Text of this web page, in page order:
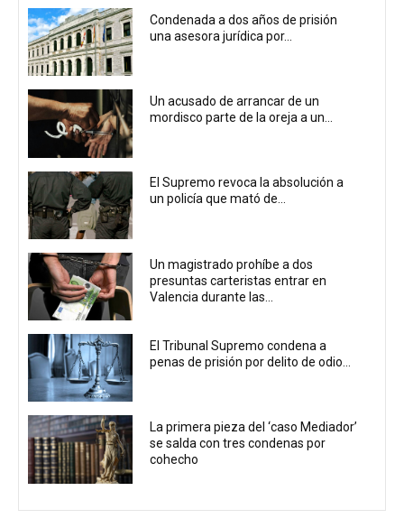
Condenada a dos años de prisión
una asesora jurídica por...
Un acusado de arrancar de un
mordisco parte de la oreja a un...
El Supremo revoca la absolución a
un policía que mató de...
Un magistrado prohíbe a dos
presuntas carteristas entrar en
Valencia durante las...
El Tribunal Supremo condena a
penas de prisión por delito de odio...
La primera pieza del ‘caso Mediador’
se salda con tres condenas por
cohecho